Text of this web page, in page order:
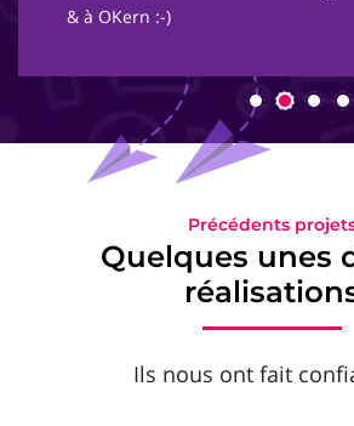
& à OKern :-)
Précédents
Quelques unes
Ils nous ont fait